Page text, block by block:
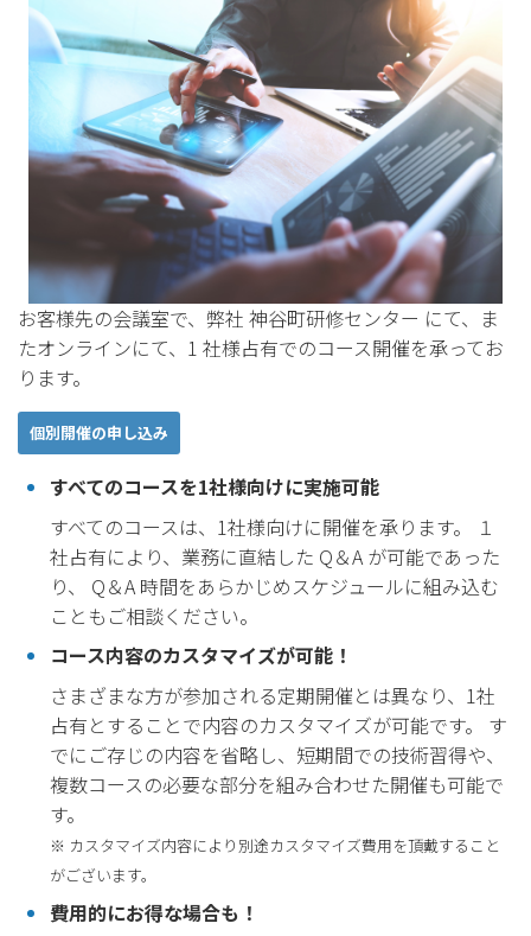
お客様先の会議室で、弊社 神谷町研修センター にて、ま
たオンラインにて、1 社様占有でのコース開催を承ってお
ります。
個別開催の申し込み
すべてのコースを1社様向けに実施可能
すべてのコースは、1社様向けに開催を承ります。 １
社占有により、業務に直結した Q＆A が可能であった
り、 Q＆A 時間をあらかじめスケジュールに組み込む
こともご相談ください。
コース内容のカスタマイズが可能！
さまざまな方が参加される定期開催とは異なり、1社
占有とすることで内容のカスタマイズが可能です。 す
でにご存じの内容を省略し、短期間での技術習得や、
複数コースの必要な部分を組み合わせた開催も可能で
す。
※ カスタマイズ内容により別途カスタマイズ費用を頂戴すること
がございます。
費用的にお得な場合も！